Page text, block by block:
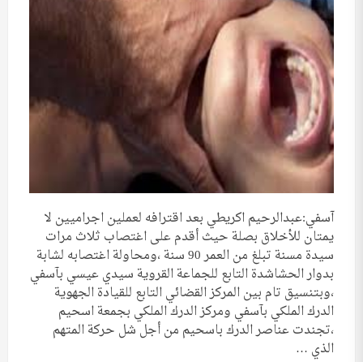
آسفي:عبدالرحيم اكريطي بعد اقترافه لعملين اجراميين لا
يمتان للأخلاق بصلة حيث أقدم على اغتصاب ثلاث مرات
سيدة مسنة تبلغ من العمر 90 سنة ،ومحاولة اغتصابه لشابة
بدوار الحشاشدة التابع للجماعة القروية سيدي عيسي بآسفي
،وبتنسيق تام بين المركز القضائي التابع للقيادة الجهوية
الدرك الملكي بآسفي ومركز الدرك الملكي بجمعة اسحيم
،تجندت عناصر الدرك باسحيم من أجل شل حركة المتهم
الذي …